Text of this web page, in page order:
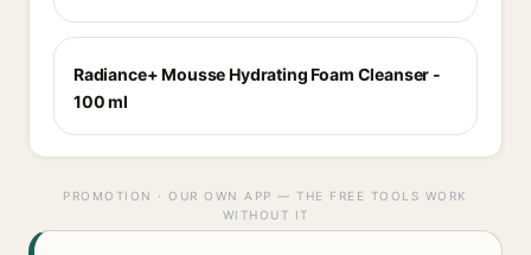
Radiance+ Mousse Hydrating Foam Cleanser -
100 ml
PROMOTION · OUR OWN APP — THE FREE TOOLS WORK
WITHOUT IT